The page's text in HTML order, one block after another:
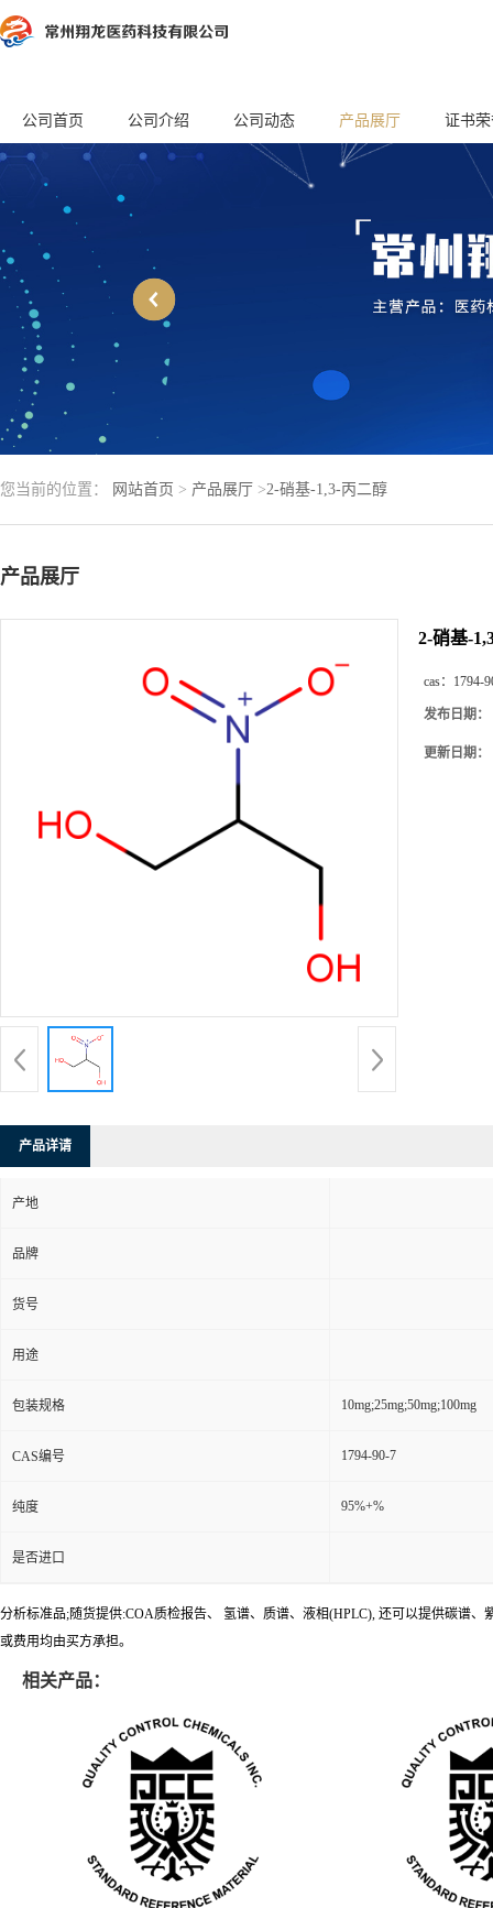
公司首页 公司介绍 公司动态 产品展厅 证书
您当前的位置： 网站首页 > 产品展厅 >2-硝基-1,3-丙二醇
产品展厅
2-硝基-
cas： 1794-
发布日期：
更新日期：
产品详请
产地
品牌
货号
用途
包装规格 10mg;25mg;50mg;100mg
CAS编号 1794-90-7
纯度 95%+%
是否进口
分析标准品;随货提供:COA质检报告、 氢谱、质谱、液相(HPLC), 还可以提供碳谱
或费用均由买方承担。
相关产品：